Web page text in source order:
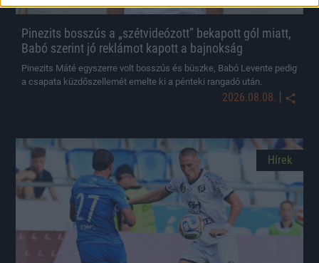
Pinezits bosszús a „szétvideózott” bekapott gól miatt,
Babó szerint jó reklámot kapott a bajnokság
Pinezits Máté egyszerre volt bosszús és büszke, Babó Levente pedig
a csapata küzdőszellemét emelte ki a pénteki rangadó után.
2026.08.08. |
Hírek